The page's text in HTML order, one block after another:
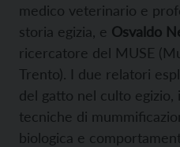
medico veterinario e
storia egizia, e Osvaldo
ricercatore del MUSE
Trento). I due relatori
del gatto nel culto egizio,
tecniche di
biologica e